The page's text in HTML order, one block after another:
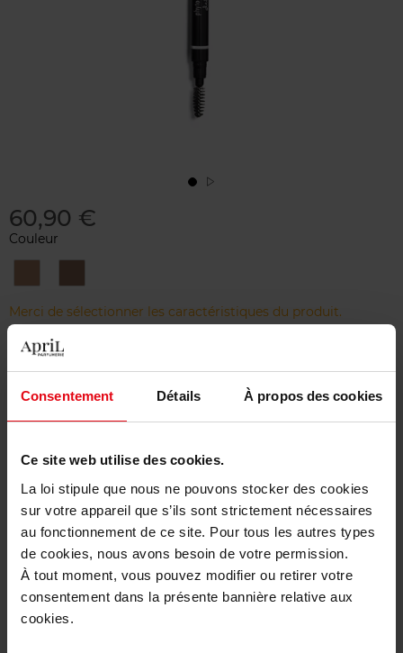
Consentement Détails À propos des cookies
Ce site web utilise des cookies.
La loi stipule que nous ne pouvons stocker des cookies
sur votre appareil que s’ils sont strictement nécessaires
au fonctionnement de ce site. Pour tous les autres types
de cookies, nous avons besoin de votre permission.
À tout moment, vous pouvez modifier ou retirer votre
consentement dans la présente bannière relative aux
cookies.
60,90 €
Couleur
CappuccinoChâtain
Merci de sélectionner les caractéristiques du produit.
Ajouter
Livraison gratuite à partir de 50€
Retour gratuit dans votre magasin
Description
Caractéristiques